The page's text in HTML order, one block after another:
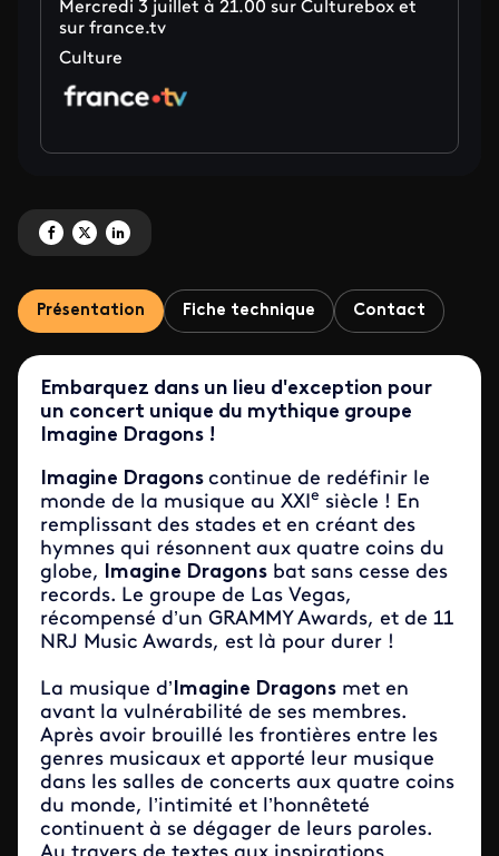
Mercredi 3 juillet à 21.00 sur Culturebox et
sur france.tv
Culture
Partagez 'Imagine Dragons en concert au château de Chambord' sur
Partagez 'Imagine Dragons en concert au château de Chambord' sur X
Partagez 'Imagine Dragons en concert au château de
Présentation Fiche technique Contact
Embarquez dans un lieu d'exception pour
un concert unique du mythique groupe
Imagine Dragons !
Imagine Dragons continue de redéfinir le
monde de la musique au XXIe siècle ! En
remplissant des stades et en créant des
hymnes qui résonnent aux quatre coins du
globe, Imagine Dragons bat sans cesse des
records. Le groupe de Las Vegas,
récompensé d’un GRAMMY Awards, et de 11
NRJ Music Awards, est là pour durer !
La musique d’Imagine Dragons met en
avant la vulnérabilité de ses membres.
Après avoir brouillé les frontières entre les
genres musicaux et apporté leur musique
dans les salles de concerts aux quatre coins
du monde, l’intimité et l’honnêteté
continuent à se dégager de leurs paroles.